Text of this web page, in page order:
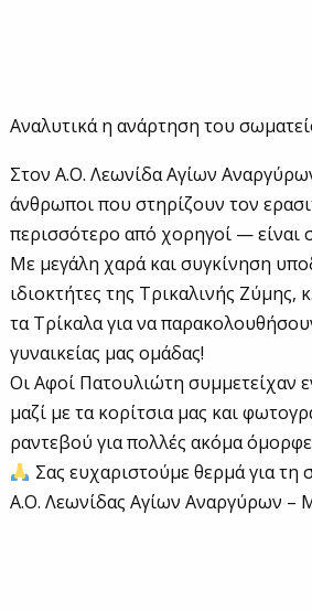
Αναλυτικά η ανάρτηση του
Στον Α.Ο. Λεωνίδα Αγίων
άνθρωποι που στηρίζουν τον
περισσότερο από χορηγοί — είναι
Με μεγάλη χαρά και συγκίνηση
ιδιοκτήτες της Τρικαλινής
τα Τρίκαλα για να
γυναικείας μας ομάδας!
Οι Αφοί Πατουλιώτη συμμετείχαν
μαζί με τα κορίτσια μας και
ραντεβού για πολλές ακόμα
Σας ευχαριστούμε θερμά για τη
Α.Ο. Λεωνίδας Αγίων Αναργύρων –